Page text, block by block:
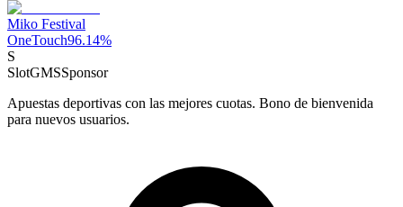
Miko Festival
OneTouch96.14%
S
SlotGMSSponsor
Apuestas deportivas con las mejores cuotas. Bono de bienvenida
para nuevos usuarios.